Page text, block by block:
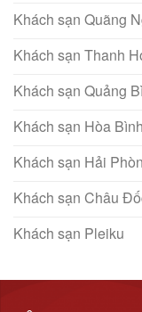
Khách sạn Quãng
Khách sạn Thanh
Khách sạn Quảng
Khách sạn Hòa Bình
Khách sạn Hải
Khách sạn Châu
Khách sạn Pleiku